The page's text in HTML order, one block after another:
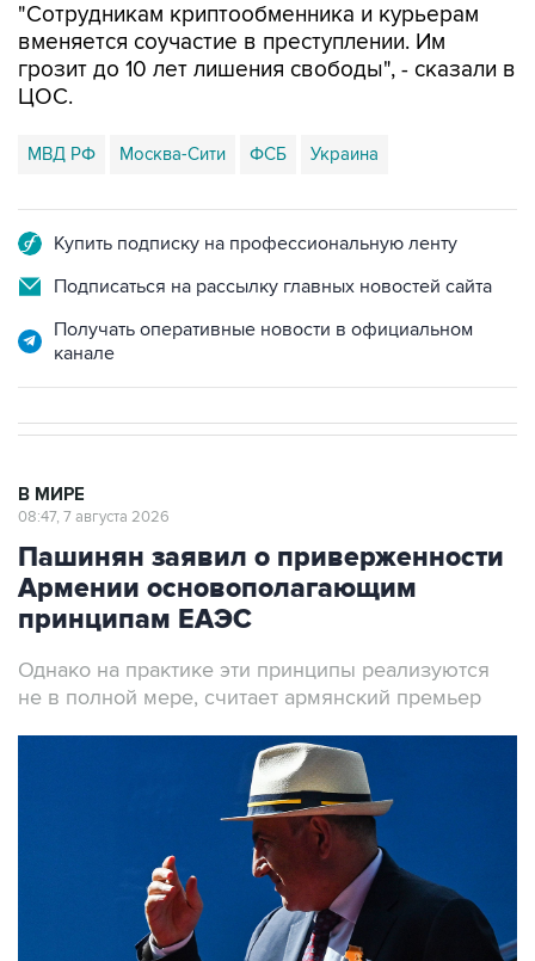
"Сотрудникам криптообменника и курьерам
вменяется соучастие в преступлении. Им
грозит до 10 лет лишения свободы", - сказали в
ЦОС.
МВД РФ Москва-Сити ФСБ Украина
Купить подписку на профессиональную ленту
Подписаться на рассылку главных новостей сайта
Получать оперативные новости в официальном
канале
В МИРЕ
08:47, 7 августа 2026
Пашинян заявил о приверженности
Армении основополагающим
принципам ЕАЭС
Однако на практике эти принципы реализуются
не в полной мере, считает армянский премьер